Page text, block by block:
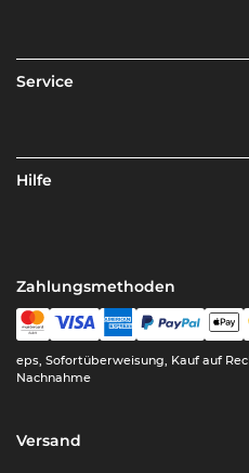
Service
Hilfe
Zahlungsmethoden
eps, Sofortüberweisung, Kauf auf
Nachnahme
Versand